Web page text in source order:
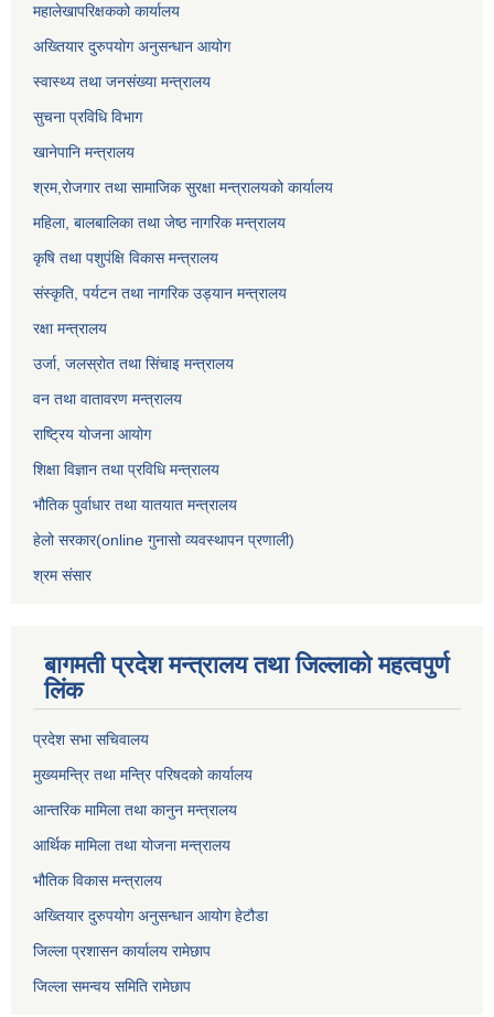
महालेखापरिक्षकको कार्यालय
अख्तियार दुरुपयोग अनुसन्धान आयोग
स्वास्थ्य तथा जनसंख्या मन्त्रालय
सुचना प्रविधि विभाग
खानेपानि मन्त्रालय
श्रम,रोजगार तथा सामाजिक सुरक्षा मन्त्रालयको कार्यालय
महिला, बालबालिका तथा जेष्ठ नागरिक मन्त्रालय
कृषि तथा पशुपंक्षि विकास मन्त्रालय
संस्कृति, पर्यटन तथा नागरिक उड्‍यान मन्त्रालय
रक्षा मन्त्रालय
उर्जा, जलस्रोत तथा सिंचाइ मन्त्रालय
वन तथा वातावरण मन्त्रालय
राष्ट्रिय योजना आयोग
शिक्षा विज्ञान तथा प्रविधि मन्त्रालय
भौतिक पुर्वाधार तथा यातयात मन्त्रालय
हेलो सरकार(online गुनासो व्यवस्थापन प्रणाली)
श्रम संसार
बागमती प्रदेश मन्त्रालय तथा जिल्लाको महत्वपुर्ण
लिंक
प्रदेश सभा सचिवालय
मुख्यमन्त्रि तथा मन्त्रि परिषदको कार्यालय
आन्तरिक मामिला तथा कानुन मन्त्रालय
आर्थिक मामिला तथा योजना मन्त्रालय
भौतिक विकास मन्त्रालय
अख्तियार दुरुपयोग अनुसन्धान आयोग हेटौडा
जिल्ला प्रशासन कार्यालय रामेछाप
जिल्ला समन्वय समिति रामेछाप